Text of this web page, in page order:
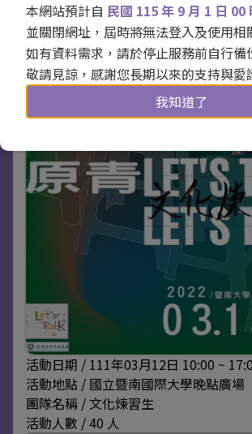
本網站預計自 民國 115 年 9 月 1 日 00
並關閉網址，屆時將無法登入及使用相
如有資料需求，請於停止服務前自行備
敬請見諒，感謝您長期以來的支持與愛
我知道了
活動日期 / 111年03月12日 10:00 ~
活動地點 / 國立暨南國際大學晚點廣場
團隊名稱 / 文化煉習生
活動人數 / 40 人